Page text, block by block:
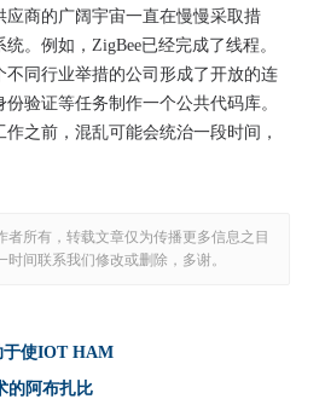
应商的广阔宇宙一直在慢慢采取措
。例如，ZigBee已经完成了线程。
不同行业举措的公司形成了开放的连
验证等任务制作一个公共代码库。
之前，混乱可能会统治一段时间，
者所有，转载文章仅为传播更多信息之目
间联系我们修改或删除，多谢。
于使IOT HAM
的阿布扎比